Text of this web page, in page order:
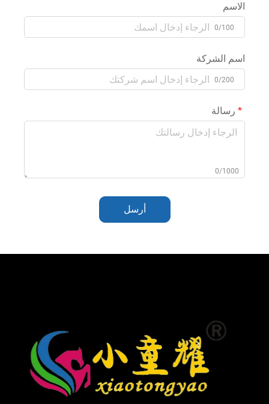
الاسم
0/100
اسم الشركة
0/200
رسالة
0/1000
أرسل